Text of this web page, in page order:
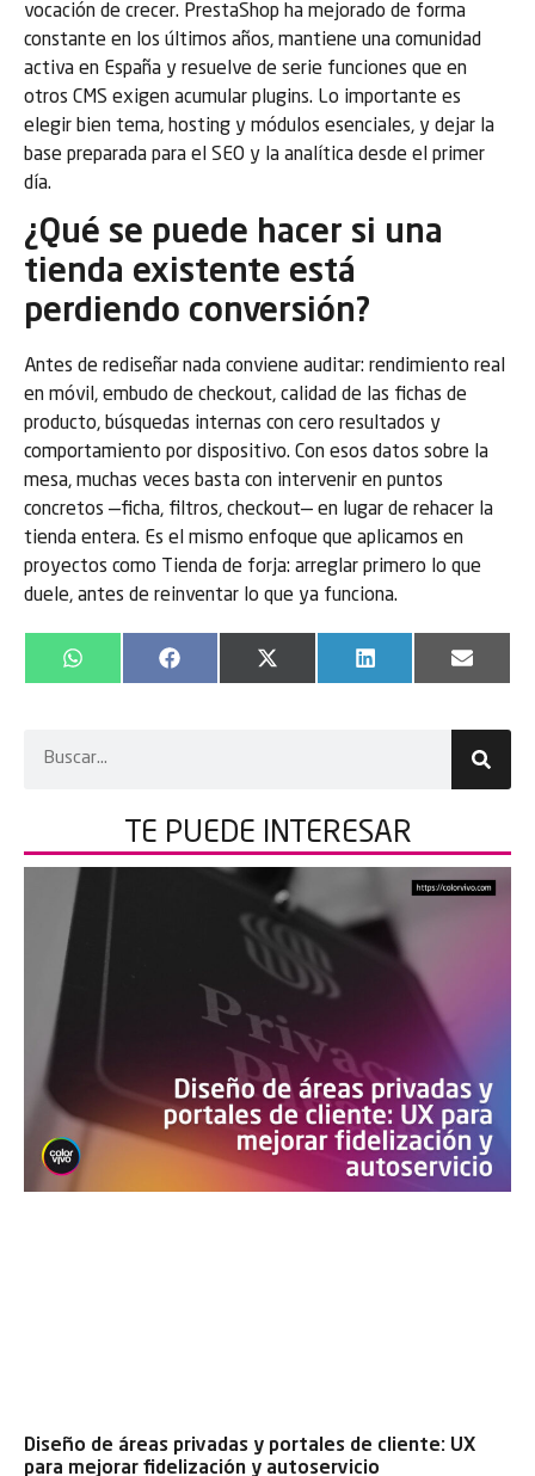
vocación de crecer. PrestaShop ha mejorado de forma
constante en los últimos años, mantiene una comunidad
activa en España y resuelve de serie funciones que en
otros CMS exigen acumular plugins. Lo importante es
elegir bien tema, hosting y módulos esenciales, y dejar la
base preparada para el SEO y la analítica desde el primer
día.
¿Qué se puede hacer si una
tienda existente está
perdiendo conversión?
Antes de rediseñar nada conviene auditar: rendimiento real
en móvil, embudo de checkout, calidad de las fichas de
producto, búsquedas internas con cero resultados y
comportamiento por dispositivo. Con esos datos sobre la
mesa, muchas veces basta con intervenir en puntos
concretos —ficha, filtros, checkout— en lugar de rehacer la
tienda entera. Es el mismo enfoque que aplicamos en
proyectos como Tienda de forja: arreglar primero lo que
duele, antes de reinventar lo que ya funciona.
WhatsApp Facebook
X
(Twitter)
LinkedIn Email
TE PUEDE INTERESAR
Diseño de áreas privadas y portales de cliente: UX
para mejorar fidelización y autoservicio